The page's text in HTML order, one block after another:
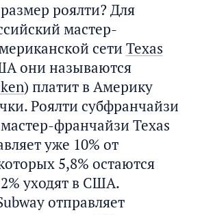
роялти? Для
мастер-
сети Texas
они называются
) платит в Америку
Роялти субфранчайзи
франчайзи Texas
уже 10% от
5,8% остаются
уходят в США.
отправляет